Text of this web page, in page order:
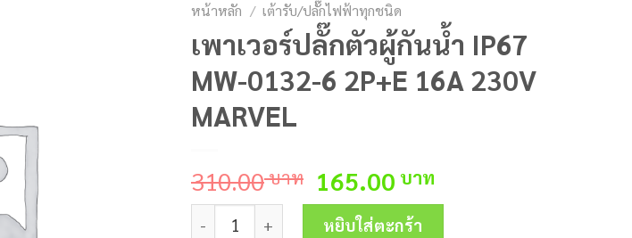
หน้าหลัก / เต้ารับ/ปลั๊กไฟฟ้าทุกชนิด
เพาเวอร์ปลั๊กตัวผู้กันน้ำ IP67
MW-0132-6 2P+E 16A 230V
MARVEL
310.00บาท Original
price
was:
165.00 บาท
price
จำนวน เพาเวอร์ปลั๊กตัวผู้กันน้ำ IP67 MW-0132-6 2P+E 16A 230V
หยิบใส่ตะกร้า